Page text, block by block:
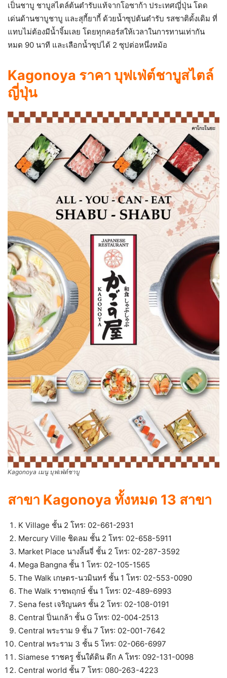
เป็นชาบู ชาบูสไตล์ต้นตำรับแท้จากโอซาก้า ประเทศญี่ปุ่น โดด
เด่นด้านชาบูชาบู และสุกี้ยากี้ ด้วยน้ำซุปต้นตำรับ รสชาติดั้งเดิม ที่
แทบไม่ต้องมีน้ำจิ้มเลย โดยทุกคอร์สให้เวลาในการทานเท่ากัน
หมด 90 นาที และเลือกน้ำซุปได้ 2 ซุปต่อหนึ่งหม้อ
Kagonoya ราคา บุฟเฟ่ต์ชาบูสไตล์
ญี่ปุ่น
Kagonoya เมนู บุฟเฟ่ต์ชาบู
สาขา Kagonoya ทั้งหมด 13 สาขา
K Village ชั้น 2 โทร: 02-661-2931
Mercury Ville ชิดลม ชั้น 2 โทร: 02-658-5911
Market Place นางลิ้นจี่ ชั้น 2 โทร: 02-287-3592
Mega Bangna ชั้น 1 โทร: 02-105-1565
The Walk เกษตร-นวมินทร์ ชั้น 1 โทร: 02-553-0090
The Walk ราชพฤกษ์ ชั้น 1 โทร: 02-489-6993
Sena fest เจริญนคร ชั้น 2 โทร: 02-108-0191
Central ปิ่นเกล้า ชั้น G โทร: 02-004-2513
Central พระราม 9 ชั้น 7 โทร: 02-001-7642
Central พระราม 3 ชั้น 5 โทร: 02-066-6997
Siamese ราชครู ชั้นใต้ดิน ตึก A โทร: 092-131-0098
Central world ชั้น 7 โทร: 080-263-4223